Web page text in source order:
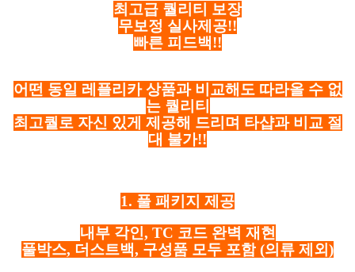
최고급 퀄리티 보장
무보정 실사제공!!
빠른 피드백!!
어떤 동일 레플리카 상품과 비교해도 따라올 수 없
는 퀄리티
최고퀄로 자신 있게 제공해 드리며 타샵과 비교 절
대 불가!!
1. 풀 패키지 제공
내부 각인, TC 코드 완벽 재현
풀박스, 더스트백, 구성품 모두 포함 (의류 제외)